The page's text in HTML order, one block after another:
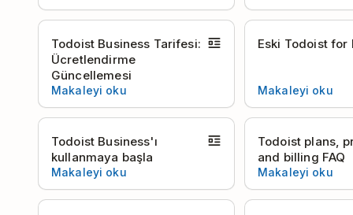
Todoist Business Tarifesi:
Ücretlendirme
Güncellemesi
Makaleyi oku
Eski Todoist for
Makaleyi oku
Todoist Business'ı
kullanmaya başla
Makaleyi oku
Todoist plans,
and billing FAQ
Makaleyi oku